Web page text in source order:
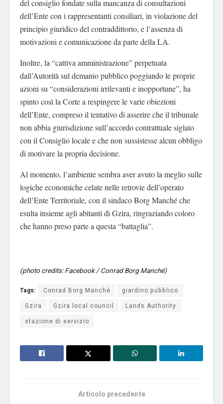
del consiglio fondate sulla mancanza di consultazioni
dell’Ente con i rappresentanti consiliari, in violazione del
principio giuridico del contraddittorio, e l’assenza di
motivazioni e comunicazione da parte della LA.
Inoltre, la “cattiva amministrazione” perpetuata
dall’Autorità sul demanio pubblico poggiando le proprie
azioni su “considerazioni irrilevanti e inopportune”, ha
spinto così la Corte a respingere le varie obiezioni
dell’Ente, compreso il tentativo di asserire che il tribunale
non abbia giurisdizione sull’accordo contrattuale siglato
con il Consiglio locale e che non sussistesse alcun obbligo
di motivare la propria decisione.
Al momento, l’ambiente sembra aver avuto la meglio sulle
logiche economiche celate nelle retrovie dell’operato
dell’Ente Territoriale, con il sindaco Borg Manché che
esulta insieme agli abitanti di Gzira, ringraziando coloro
che hanno preso parte a questa “battaglia”.
(photo credits: Facebook / Conrad Borg Manché)
Tags: Conrad Borg Manché
giardino pubblico
Gzira
Gzira local council
Lands Authority
stazione di servizio
Articolo precedente